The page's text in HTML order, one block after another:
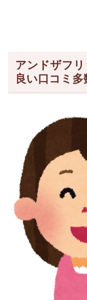
アンドザフ
良い口コミ多